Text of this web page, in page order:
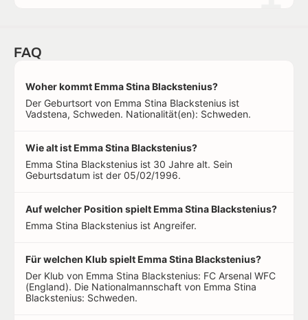
FAQ
Woher kommt Emma Stina Blackstenius?
Der Geburtsort von Emma Stina Blackstenius ist
Vadstena, Schweden. Nationalität(en): Schweden.
Wie alt ist Emma Stina Blackstenius?
Emma Stina Blackstenius ist 30 Jahre alt. Sein
Geburtsdatum ist der 05/02/1996.
Auf welcher Position spielt Emma Stina Blackstenius?
Emma Stina Blackstenius ist Angreifer.
Für welchen Klub spielt Emma Stina Blackstenius?
Der Klub von Emma Stina Blackstenius: FC Arsenal WFC
(England). Die Nationalmannschaft von Emma Stina
Blackstenius: Schweden.